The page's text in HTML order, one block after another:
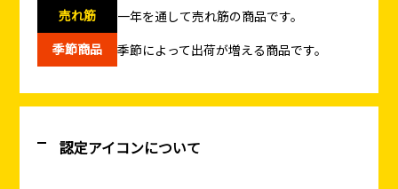
売れ筋
一年を通して売れ筋の商品です。
季節商品
季節によって出荷が増える商品です。
認定アイコンについて